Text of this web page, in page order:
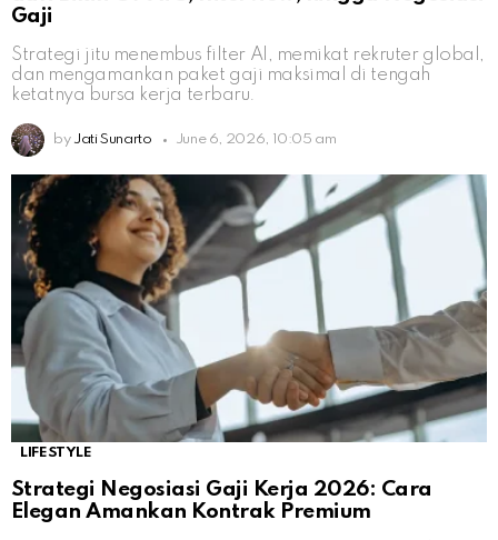
Gaji
Strategi jitu menembus filter AI, memikat rekruter global,
dan mengamankan paket gaji maksimal di tengah
ketatnya bursa kerja terbaru.
by Jati Sunarto June 6, 2026, 10:05 am
LIFESTYLE
Strategi Negosiasi Gaji Kerja 2026: Cara
Elegan Amankan Kontrak Premium